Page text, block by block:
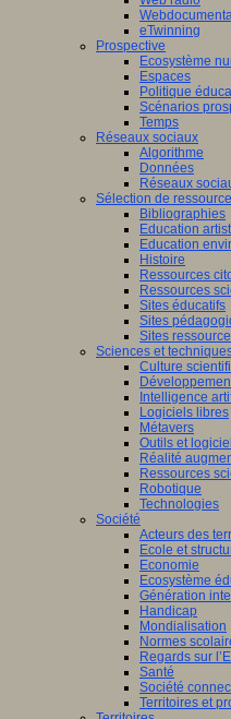
eTwinning
Prospective
Ecosystème
Espaces
Politique
Scénarios
Temps
Réseaux sociaux
Algorithme
Données
Réseaux
Sélection de
Bibliographies
Education
Education
Histoire
Ressources
Ressources
Sites éducatifs
Sites
Sites
Sciences et
Culture
Intelligence
Logiciels libres
Métavers
Outils et
Réalité
Ressources
Robotique
Technologies
Société
Acteurs des
Ecole et
Economie
Ecosystème
Génération
Handicap
Mondialisation
Normes
Regards sur
Santé
Société
Territoires et